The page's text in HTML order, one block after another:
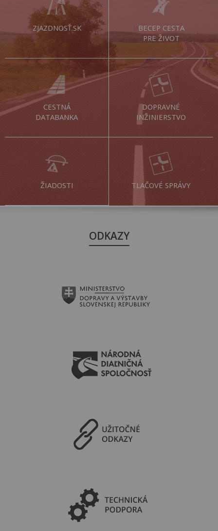
ZJAZDNOSŤ.SK
BECEP CESTA
PRE ŽIVOT
CESTNÁ
DATABANKA
DOPRAVNÉ
INŽINIERSTVO
ŽIADOSTI TLAČOVÉ SPRÁVY
ODKAZY